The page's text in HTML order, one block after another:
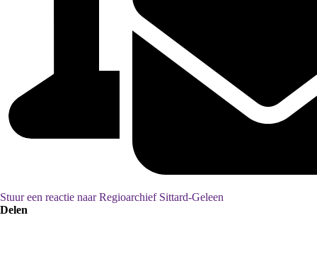
Stuur een reactie naar Regioarchief Sittard-Geleen
Delen